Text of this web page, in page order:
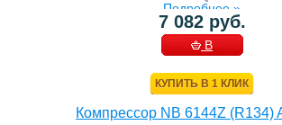
Подробнее »
7 082 руб.
В
КУПИТЬ В 1 КЛИК
Компрессор NB 6144Z (R134)